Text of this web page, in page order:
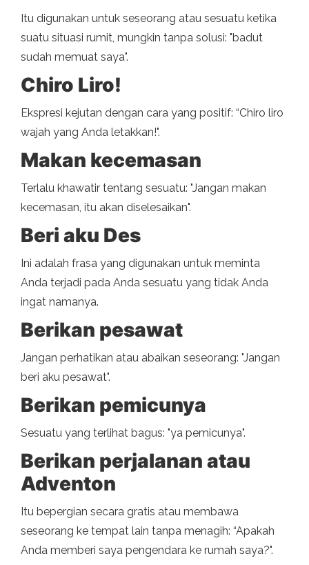
Itu digunakan untuk seseorang atau sesuatu ketika
suatu situasi rumit, mungkin tanpa solusi: "badut
sudah memuat saya".
Chiro Liro!
Ekspresi kejutan dengan cara yang positif: “Chiro liro
wajah yang Anda letakkan!".
Makan kecemasan
Terlalu khawatir tentang sesuatu: "Jangan makan
kecemasan, itu akan diselesaikan".
Beri aku Des
Ini adalah frasa yang digunakan untuk meminta
Anda terjadi pada Anda sesuatu yang tidak Anda
ingat namanya.
Berikan pesawat
Jangan perhatikan atau abaikan seseorang: "Jangan
beri aku pesawat".
Berikan pemicunya
Sesuatu yang terlihat bagus: "ya pemicunya".
Berikan perjalanan atau
Adventon
Itu bepergian secara gratis atau membawa
seseorang ke tempat lain tanpa menagih: “Apakah
Anda memberi saya pengendara ke rumah saya?".